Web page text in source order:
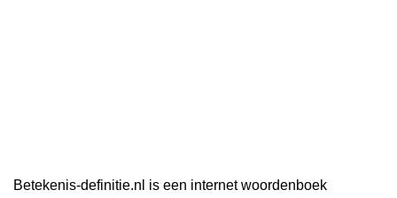
Betekenis-definitie.nl is een internet woordenboek